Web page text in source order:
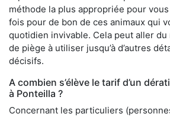
méthode la plus appropriée pour
fois pour de bon de ces animaux qui
quotidien invivable. Cela peut aller du
de piège à utiliser jusqu’à d’autres
décisifs.
A combien s’élève le tarif d’un
à Ponteilla ?
Concernant les particuliers